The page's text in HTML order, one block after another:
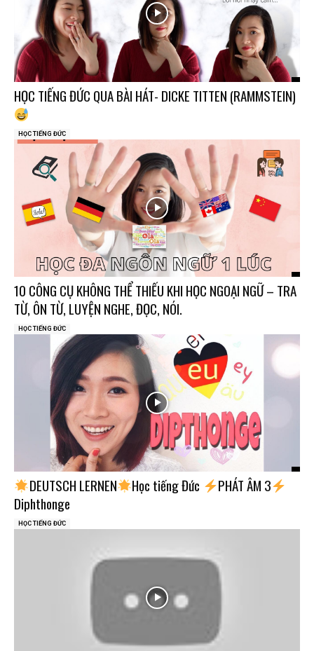
HỌC TIẾNG ĐỨC QUA BÀI HÁT- DICKE TITTEN (RAMMSTEIN)
HỌC TIẾNG ĐỨC
10 CÔNG CỤ KHÔNG THỂ THIẾU KHI HỌC NGOẠI NGỮ – TRA
TỪ, ÔN TỪ, LUYỆN NGHE, ĐỌC, NÓI.
HỌC TIẾNG ĐỨC
DEUTSCH LERNEN Học tiếng Đức
PHÁT ÂM 3
Diphthonge
HỌC TIẾNG ĐỨC